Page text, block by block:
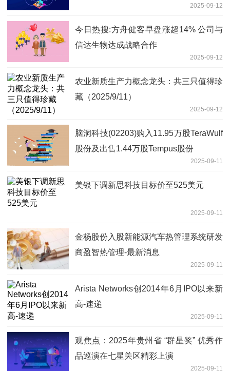
2025-09-12
今日热搜:方舟健客早盘涨超14% 公司与
信达生物达成战略合作
2025-09-12
农业新质生产力概念龙头：共三只值得珍
藏（2025/9/11）
2025-09-12
脑洞科技(02203)购入11.95万股TeraWulf
股份及出售1.44万股Tempus股份
2025-09-11
美银下调新思科技目标价至525美元
2025-09-11
金杨股份入股新能源汽车热管理系统研发
商盈智热管理-最新消息
2025-09-11
Arista Networks创2014年6月IPO以来新
高-速递
2025-09-11
观焦点：2025年贵州省 “群星奖” 优秀作
品巡演在七星关区精彩上演
2025-09-11